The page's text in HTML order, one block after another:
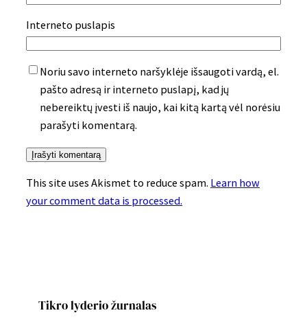
Interneto puslapis
Noriu savo interneto naršyklėje išsaugoti vardą, el.
pašto adresą ir interneto puslapį, kad jų
nebereiktų įvesti iš naujo, kai kitą kartą vėl norėsiu
parašyti komentarą.
This site uses Akismet to reduce spam. Learn how
your comment data is processed.
Tikro lyderio žurnalas